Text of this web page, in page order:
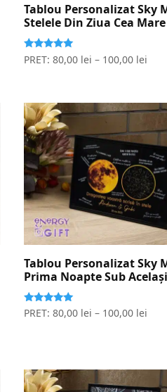
Tablou Personalizat Sky
Stelele Din Ziua Cea
Evaluat la
5.00
PRET: 80,00 lei – 100,00 lei
Tablou Personalizat Sky
Prima Noapte Sub
Evaluat la
5.00
PRET: 80,00 lei – 100,00 lei